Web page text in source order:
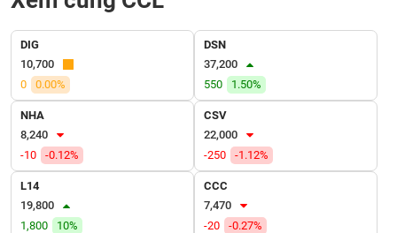
DIG
10,700
0
0.00%
DSN
37,200
550
1.50%
NHA
8,240
-10
-0.12%
CSV
22,000
-250
-1.12%
L14
19,800
1,800
10%
CCC
7,470
-20
-0.27%
VỤ
THÔNG
TIỆN
ÍCH